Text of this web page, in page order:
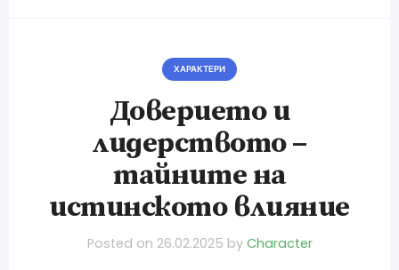
ХАРАКТЕРИ
Доверието и
лидерството –
тайните на
истинското влияние
Posted on 26.02.2025 by Character